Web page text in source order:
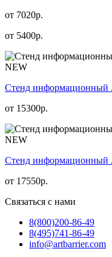
от 7020р.
от 5400р.
NEW
Стенд информационный
от 15300р.
NEW
Стенд информационный
от 17550р.
Связаться с нами
8(800)200-86-49
8(495)741-86-49
info@artbarrier.com